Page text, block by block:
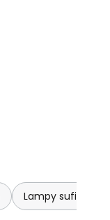
Lampy sufitowe